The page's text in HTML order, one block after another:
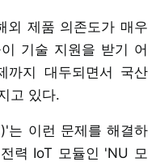
외 제품 의존도가 매우
기술 지원을 받기 어
까지 대두되면서 국산
고 있다.
는 이런 문제를 해결하
력 IoT 모듈인 'NU 모